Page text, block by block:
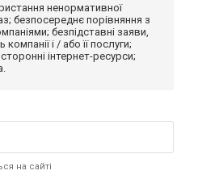
ненормативної
безпосереднє порівняння з
безпідставні заяви,
і / або її послуги;
інтернет-ресурси;
на сайті